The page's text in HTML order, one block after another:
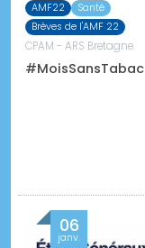
AMF22
Santé
Brèves de l'AMF 22
CPAM - ARS Bretagne
#MoisSansTabac
06
janv.